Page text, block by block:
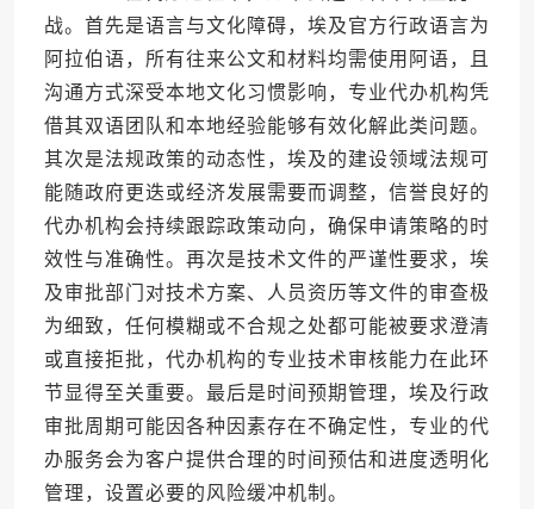
战。首先是语言与文化障碍，埃及官方行政语言为
阿拉伯语，所有往来公文和材料均需使用阿语，且
沟通方式深受本地文化习惯影响，专业代办机构凭
借其双语团队和本地经验能够有效化解此类问题。
其次是法规政策的动态性，埃及的建设领域法规可
能随政府更迭或经济发展需要而调整，信誉良好的
代办机构会持续跟踪政策动向，确保申请策略的时
效性与准确性。再次是技术文件的严谨性要求，埃
及审批部门对技术方案、人员资历等文件的审查极
为细致，任何模糊或不合规之处都可能被要求澄清
或直接拒批，代办机构的专业技术审核能力在此环
节显得至关重要。最后是时间预期管理，埃及行政
审批周期可能因各种因素存在不确定性，专业的代
办服务会为客户提供合理的时间预估和进度透明化
管理，设置必要的风险缓冲机制。